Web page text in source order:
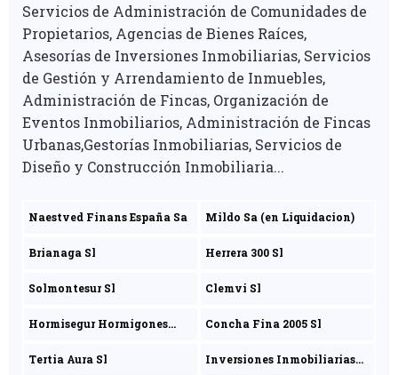
Servicios de Administración de Comunidades de
Propietarios, Agencias de Bienes Raíces,
Asesorías de Inversiones Inmobiliarias, Servicios
de Gestión y Arrendamiento de Inmuebles,
Administración de Fincas, Organización de
Eventos Inmobiliarios, Administración de Fincas
Urbanas,Gestorías Inmobiliarias, Servicios de
Diseño y Construcción Inmobiliaria...
Naestved Finans España Sa Mildo Sa (en Liquidacion)
Brianaga Sl Herrera 300 Sl
Solmontesur Sl Clemvi Sl
Hormisegur Hormigones
Concha Fina 2005 Sl
Tertia Aura Sl
Inversiones Inmobiliarias